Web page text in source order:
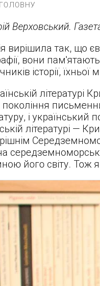
Верховський.
вирішила так, що
вони
історії,
і
літературі —
його світу. Тож